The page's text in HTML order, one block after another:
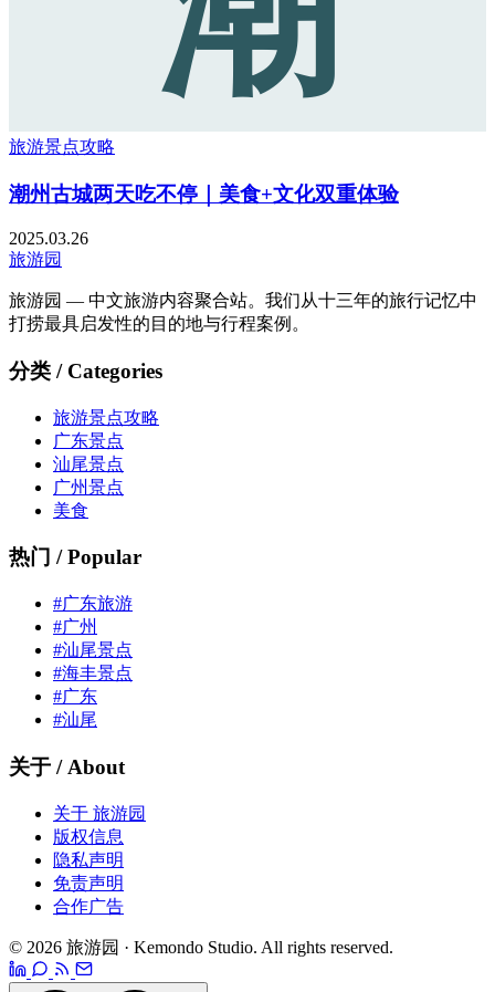
旅游景点攻略
潮州古城两天吃不停｜美食+文化双重体验
2025.03.26
旅游园
旅游园 — 中文旅游内容聚合站。我们从十三年的旅行记忆中
打捞最具启发性的目的地与行程案例。
分类 / Categories
旅游景点攻略
广东景点
汕尾景点
广州景点
美食
热门 / Popular
#广东旅游
#广州
#汕尾景点
#海丰景点
#广东
#汕尾
关于 / About
关于 旅游园
版权信息
隐私声明
免责声明
合作广告
© 2026 旅游园 · Kemondo Studio. All rights reserved.